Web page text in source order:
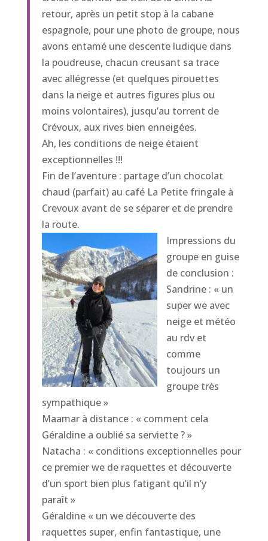
retour, après un petit stop à la cabane
espagnole, pour une photo de groupe, nous
avons entamé une descente ludique dans
la poudreuse, chacun creusant sa trace
avec allégresse (et quelques pirouettes
dans la neige et autres figures plus ou
moins volontaires), jusqu’au torrent de
Crévoux, aux rives bien enneigées.
Ah, les conditions de neige étaient
exceptionnelles !!!
Fin de l’aventure : partage d’un chocolat
chaud (parfait) au café La Petite fringale à
Crevoux avant de se séparer et de prendre
la route.
Impressions du
groupe en guise
de conclusion :
Sandrine : « un
super we avec
neige et météo
au rdv et
comme
toujours un
groupe très
sympathique »
Maamar à distance : « comment cela
Géraldine a oublié sa serviette ? »
Natacha : « conditions exceptionnelles pour
ce premier we de raquettes et découverte
d’un sport bien plus fatigant qu’il n’y
paraît »
Géraldine « un we découverte des
raquettes super, enfin fantastique, une